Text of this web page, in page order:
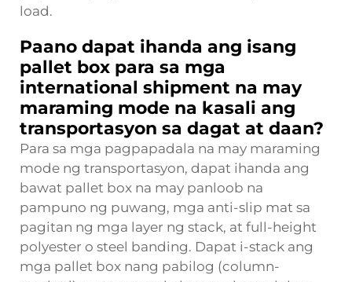
load.
Paano dapat ihanda ang isang
pallet box para sa mga
international shipment na may
maraming mode na kasali ang
transportasyon sa dagat at daan?
Para sa mga pagpapadala na may maraming
mode ng transportasyon, dapat ihanda ang
bawat pallet box na may panloob na
pampuno ng puwang, mga anti-slip mat sa
pagitan ng mga layer ng stack, at full-height
polyester o steel banding. Dapat i-stack ang
mga pallet box nang pabilog (column-